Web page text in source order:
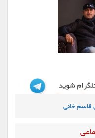
قاسم خانی